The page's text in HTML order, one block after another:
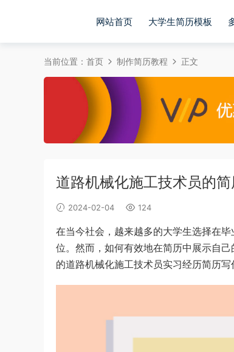
网站首页 大学生简历模板
当前位置： 首页 制作简历教程 正文
道路机械化施工技术员的
2024-02-04 124
在当今社会，越来越多的大学生选择在
位。然而，如何有效地在简历中展示自
的道路机械化施工技术员实习经历简历写